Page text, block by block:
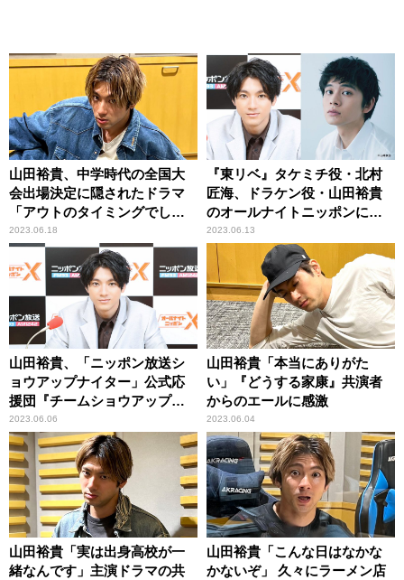
山田裕貴、中学時代の全国大
会出場決定に隠されたドラマ
「アウトのタイミングでし
た」
2023.06.18
『東リベ』タケミチ役・北村
匠海、ドラケン役・山田裕貴
のオールナイトニッポンに生
登場！
2023.06.13
山田裕貴、「ニッポン放送シ
ョウアップナイター」公式応
援団『チームショウアップ』
に加入決定！
2023.06.06
山田裕貴「本当にありがた
い」『どうする家康』共演者
からのエールに感激
2023.06.04
山田裕貴「実は出身高校が一
緒なんです」主演ドラマの共
山田裕貴「こんな日はなかな
かないぞ」 久々にラーメン店